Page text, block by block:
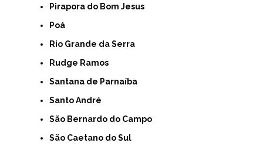
Pirapora do Bom Jesus
Poá
Rio Grande da Serra
Rudge Ramos
Santana de Parnaíba
Santo André
São Bernardo do Campo
São Caetano do Sul